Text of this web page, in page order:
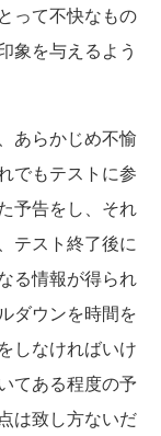
って不快なもの
象を与えるよう
あらかじめ不愉
でもテストに参
予告をし、それ
テスト終了後に
る情報が得られ
ダウンを時間を
しなければいけ
てある程度の予
は致し方ないだ